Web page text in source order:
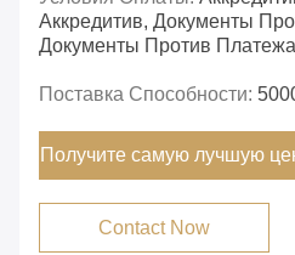
Аккредитив, Документы
Документы Против
Поставка Способности:
Получите самую лучшую
Contact Now